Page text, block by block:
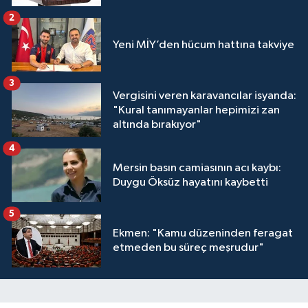
Yeni MİY’den hücum hattına takviye
2
Vergisini veren karavancılar isyanda:
"Kural tanımayanlar hepimizi zan
altında bırakıyor"
3
Mersin basın camiasının acı kaybı:
Duygu Öksüz hayatını kaybetti
4
Ekmen: "Kamu düzeninden feragat
etmeden bu süreç meşrudur"
5